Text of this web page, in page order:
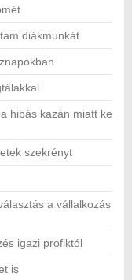
diákmunkát
hibás kazán miatt ke
szekrényt
a vállalkozás
igazi profiktól
is